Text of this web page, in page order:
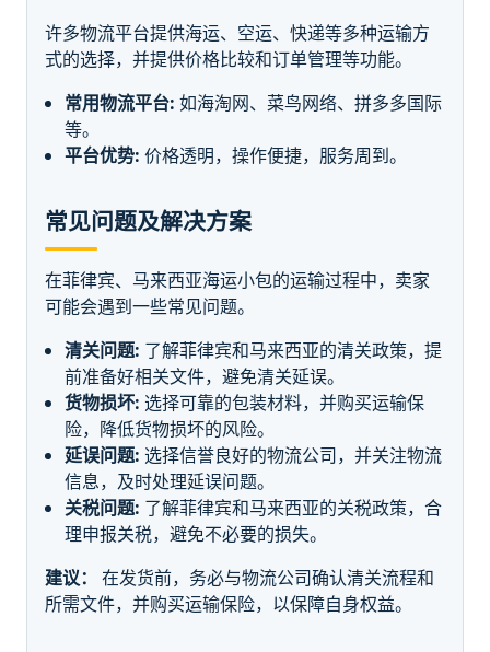
许多物流平台提供海运、空运、快递等多种运输方
式的选择，并提供价格比较和订单管理等功能。
常用物流平台: 如海淘网、菜鸟网络、拼多多国际
等。
平台优势: 价格透明，操作便捷，服务周到。
常见问题及解决方案
在菲律宾、马来西亚海运小包的运输过程中，卖家
可能会遇到一些常见问题。
清关问题: 了解菲律宾和马来西亚的清关政策，提
前准备好相关文件，避免清关延误。
货物损坏: 选择可靠的包装材料，并购买运输保
险，降低货物损坏的风险。
延误问题: 选择信誉良好的物流公司，并关注物流
信息，及时处理延误问题。
关税问题: 了解菲律宾和马来西亚的关税政策，合
理申报关税，避免不必要的损失。
建议：
在发货前，务必与物流公司确认清关流程和
所需文件，并购买运输保险，以保障自身权益。